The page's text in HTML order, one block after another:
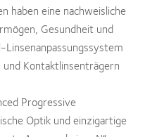
haben eine nachweisliche
Gesundheit und
Kontaktlinsenträgern
Progressive
Optik und einzigartige